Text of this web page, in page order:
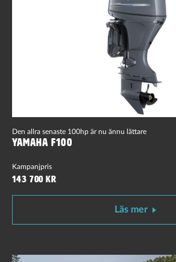
Den allra senaste 100hp är nu ännu lättare
Yamaha F100
Kampanjpris
143 700 kr
Läs mer